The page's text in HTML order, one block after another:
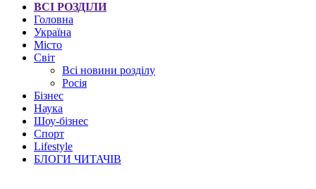
ВСІ РОЗДІЛИ
Головна
Україна
Місто
Світ
Всі новини розділу
Росія
Бізнес
Наука
Шоу-бізнес
Спорт
Lifestyle
БЛОГИ ЧИТАЧІВ